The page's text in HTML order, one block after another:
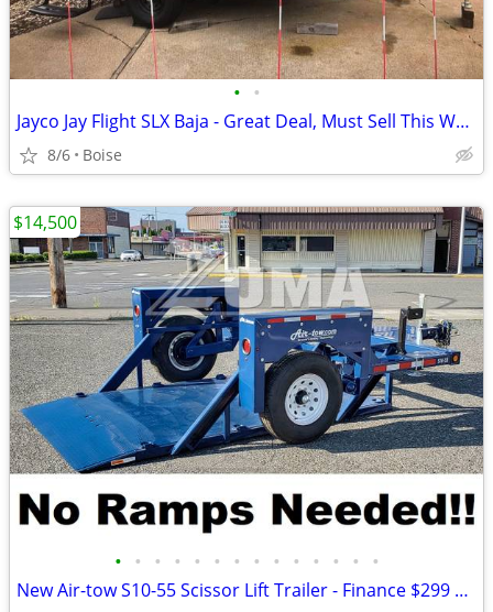
• •
Jayco Jay Flight SLX Baja - Great Deal, Must Sell This Week!
8/6 Boise
• • • • • • • • • • • • • •
New Air-tow S10-55 Scissor Lift Trailer - Finance $299 Per Month*
$14,500